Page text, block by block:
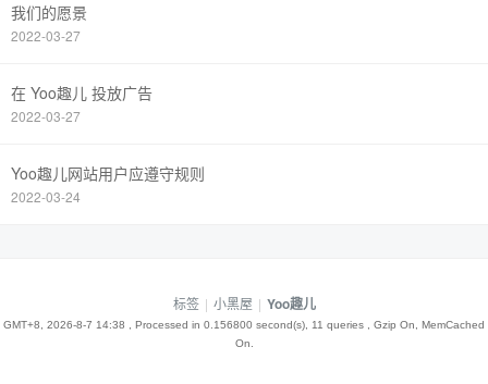
我们的愿景
2022-03-27
在 Yoo趣儿 投放广告
2022-03-27
Yoo趣儿网站用户应遵守规则
2022-03-24
标签 | 小黑屋 | Yoo趣儿
GMT+8, 2026-8-7 14:38 , Processed in 0.156800 second(s), 11 queries , Gzip On, MemCached
On.